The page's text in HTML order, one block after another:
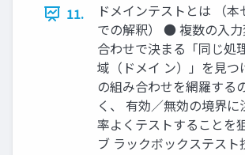
11.
ドメインテストとは （本
での解釈） ● 複数の入
合わせで決まる「同じ処
域（ドメイ ン）」を見つ
の組み合わせを網羅する
く、 有効／無効の境界に
率よくテストすることを
ブ ラックボックステスト